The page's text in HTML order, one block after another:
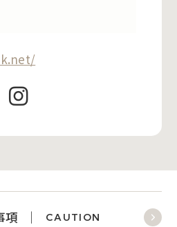
項 CAUTION